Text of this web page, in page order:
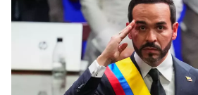
Itxu Díaz
CRÓNICAS DE
El doble bikini como